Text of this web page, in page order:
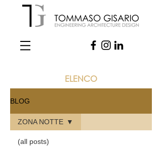
BLOG
(all posts)
ZONA NOTTE
ELENCO